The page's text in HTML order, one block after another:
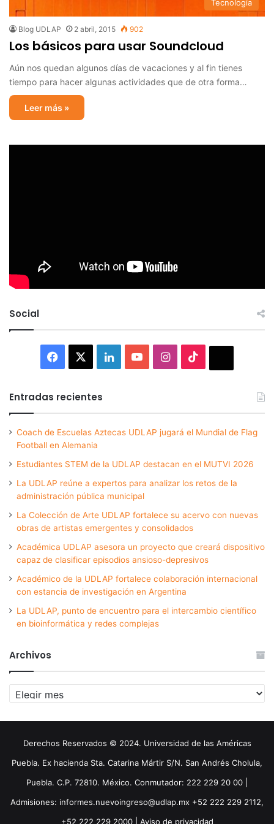
Tecnología
Blog UDLAP 2 abril, 2015 902
Los básicos para usar Soundcloud
Aún nos quedan algunos días de vacaciones y al fin tienes
tiempo para hacer algunas actividades que de otra forma…
Leer más »
Social
Facebook LinkedInYouTubeInstagram
Entradas recientes
Coach de Escuelas Aztecas UDLAP jugará el Mundial de Flag
Football en Alemania
Estudiantes STEM de la UDLAP destacan en el MUTVI 2026
La UDLAP reúne a expertos para analizar los retos de la
administración pública municipal
La Colección de Arte UDLAP fortalece su acervo con nuevas
obras de artistas emergentes y consolidados
Académica UDLAP asesora un proyecto que creará dispositivo
capaz de clasificar episodios ansioso-depresivos
Académico de la UDLAP fortalece colaboración internacional
con estancia de investigación en Argentina
La UDLAP, punto de encuentro para el intercambio científico
en bioinformática y redes complejas
Archivos
Archivos
Derechos Reservados © 2024. Universidad de las Américas
Puebla. Ex hacienda Sta. Catarina Mártir S/N. San Andrés Cholula,
Puebla. C.P. 72810. México. Conmutador: 222 229 20 00 |
Admisiones: informes.nuevoingreso@udlap.mx +52 222 229 2112,
+52 222 229 2000 | Aviso de privacidad